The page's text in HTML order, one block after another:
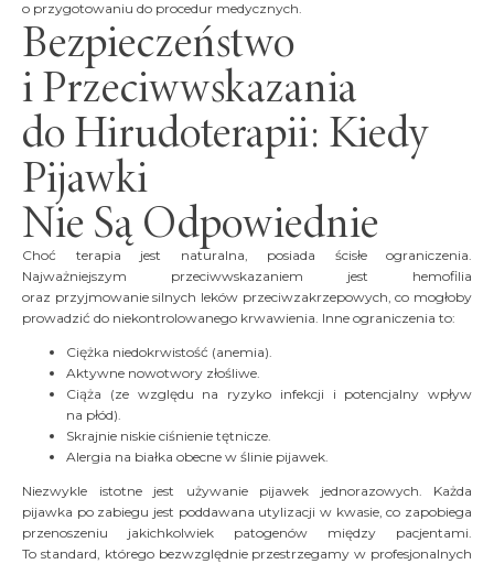
o przygotowaniu do procedur medycznych.
Bezpieczeństwo
i Przeciwwskazania
do Hirudoterapii: Kiedy
Pijawki
Nie Są Odpowiednie
Choć terapia jest naturalna, posiada ścisłe ograniczenia.
Najważniejszym przeciwwskazaniem jest hemofilia
oraz przyjmowanie silnych leków przeciwzakrzepowych, co mogłoby
prowadzić do niekontrolowanego krwawienia. Inne ograniczenia to:
Ciężka niedokrwistość (anemia).
Aktywne nowotwory złośliwe.
Ciąża (ze względu na ryzyko infekcji i potencjalny wpływ
na płód).
Skrajnie niskie ciśnienie tętnicze.
Alergia na białka obecne w ślinie pijawek.
Niezwykle istotne jest używanie pijawek jednorazowych. Każda
pijawka po zabiegu jest poddawana utylizacji w kwasie, co zapobiega
przenoszeniu jakichkolwiek patogenów między pacjentami.
To standard, którego bezwzględnie przestrzegamy w profesjonalnych